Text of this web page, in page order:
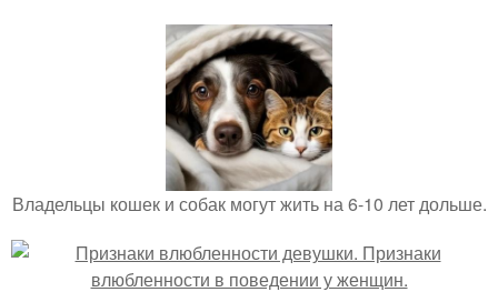
Владельцы кошек и собак могут жить на 6-10 лет дольше.